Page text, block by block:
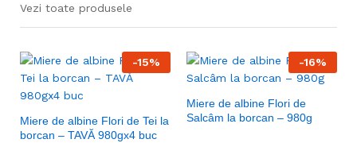
Vezi toate produsele
-15%
Miere de albine Flori de Tei la
borcan – TAVĂ 980gx4 buc
-16%
Miere de albine Flori de
Salcâm la borcan – 980g